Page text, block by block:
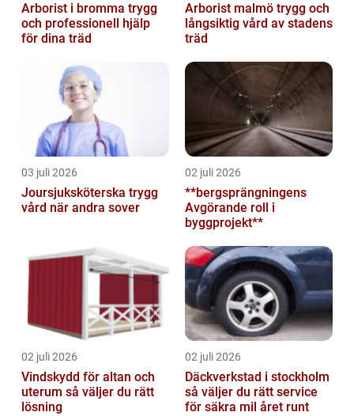
Arborist i bromma trygg
och professionell hjälp
för dina träd
Arborist malmö trygg och
långsiktig vård av stadens
träd
03 juli 2026
Joursjuksköterska trygg
vård när andra sover
02 juli 2026
**bergsprängningens
Avgörande roll i
byggprojekt**
02 juli 2026
Vindskydd för altan och
uterum så väljer du rätt
lösning
02 juli 2026
Däckverkstad i stockholm
så väljer du rätt service
för säkra mil året runt